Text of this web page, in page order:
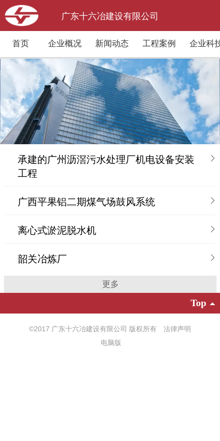
广东十六冶建设有限公司
首页 企业概况 新闻动态 工程案例 企业科
承建的广州沥滘污水处理厂机电设备安装
工程
广西平果铝二期煤气场鼓风系统
离心式淤泥脱水机
韶关冶炼厂
更多
Top
©2017 广东十六冶建设有限公司 版权所有 法律声明
电脑版